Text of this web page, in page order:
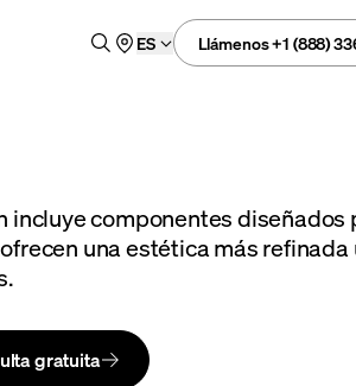
ES Llámenos +1 (888)
incluye componentes diseñados
una estética más refinada
gratuita